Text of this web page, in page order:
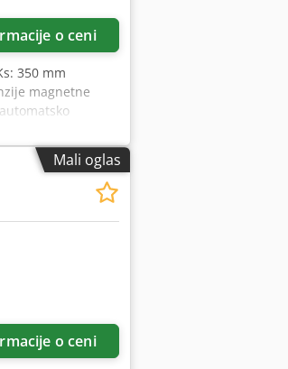
o ceni
350 mm
magnetne
380 V
Mali oglas
o ceni